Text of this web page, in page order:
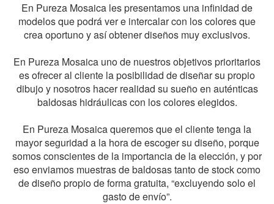
En Pureza Mosaica les presentamos una infinidad de
modelos que podrá ver e intercalar con los colores que
crea oportuno y así obtener diseños muy exclusivos.
En Pureza Mosaica uno de nuestros objetivos prioritarios
es ofrecer al cliente la posibilidad de diseñar su propio
dibujo y nosotros hacer realidad su sueño en auténticas
baldosas hidráulicas con los colores elegidos.
En Pureza Mosaica queremos que el cliente tenga la
mayor seguridad a la hora de escoger su diseño, porque
somos conscientes de la importancia de la elección, y por
eso enviamos muestras de baldosas tanto de stock como
de diseño propio de forma gratuita, “excluyendo solo el
gasto de envío”.